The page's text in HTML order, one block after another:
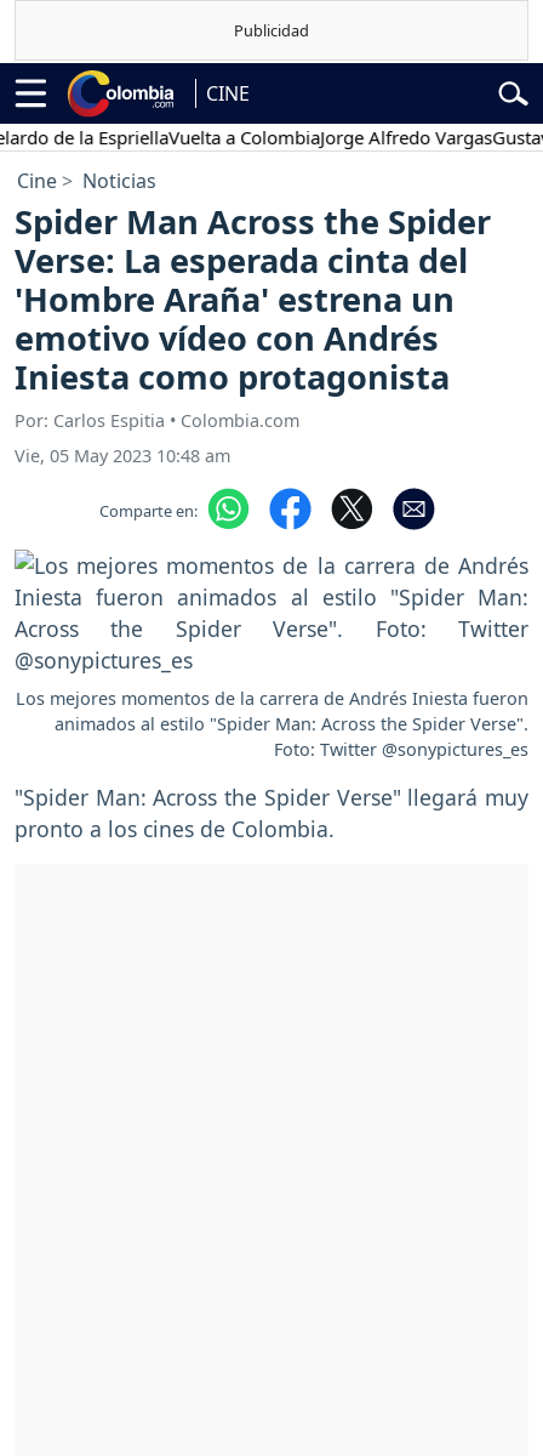
CINE
la EspriellaVuelta a ColombiaJorge Alfredo VargasGustavo
Cine Noticias
Spider Man Across the Spider
Verse: La esperada cinta del
'Hombre Araña' estrena un
emotivo vídeo con Andrés
Iniesta como protagonista
Por: Carlos Espitia • Colombia.com
Vie, 05 May 2023 10:48 am
Comparte en:
Los mejores momentos de la carrera de Andrés Iniesta fueron
animados al estilo "Spider Man: Across the Spider Verse".
Foto: Twitter @sonypictures_es
"Spider Man: Across the Spider Verse" llegará muy
pronto a los cines de Colombia.